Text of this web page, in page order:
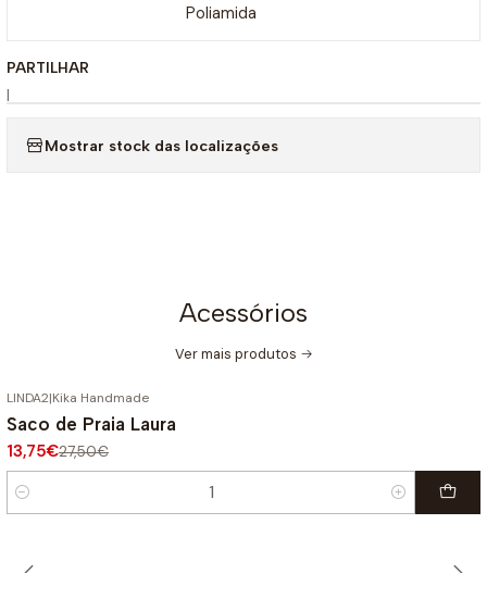
Poliamida
PARTILHAR
|
Mostrar stock das localizações
Acessórios
Ver mais produtos
-50%
LINDA2|Kika Handmade
Saco de Praia Laura
13,75€27,50€
Quantidade